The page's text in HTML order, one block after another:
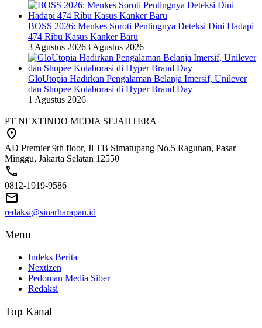
BOSS 2026: Menkes Soroti Pentingnya Deteksi Dini Hadapi
474 Ribu Kasus Kanker Baru
3 Agustus 20263 Agustus 2026
GloUtopia Hadirkan Pengalaman Belanja Imersif, Unilever
dan Shopee Kolaborasi di Hyper Brand Day
1 Agustus 2026
PT NEXTINDO MEDIA SEJAHTERA
AD Premier 9th floor, Jl TB Simatupang No.5 Ragunan, Pasar
Minggu, Jakarta Selatan 12550
0812-1919-9586
redaksi@sinarharapan.id
Menu
Indeks Berita
Nextizen
Pedoman Media Siber
Redaksi
Top Kanal